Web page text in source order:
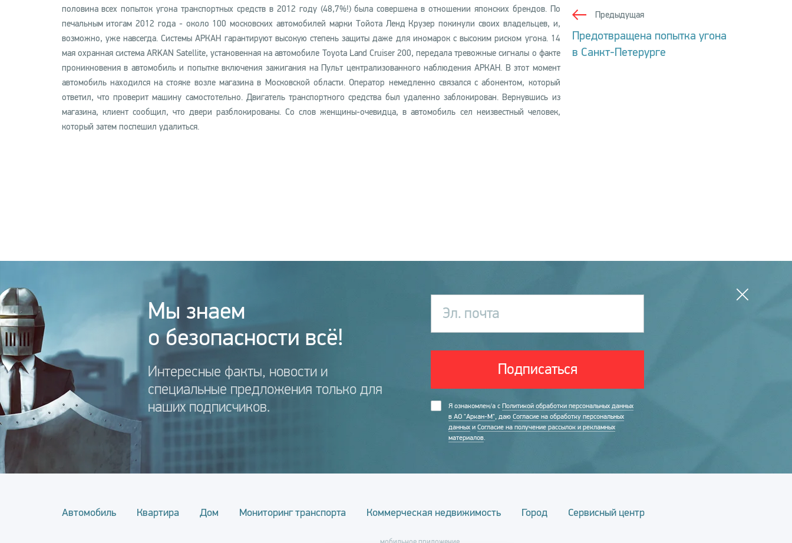
половина всех попыток угона транспортных средств в 2012 году (48,7%!) была совершена в отношении японских брендов. По
печальным итогам 2012 года - около 100 московских автомобилей марки Тойота Ленд Крузер покинули своих владельцев, и,
возможно, уже навсегда. Системы АРКАН гарантируют высокую степень защиты даже для иномарок с высоким риском угона. 14
мая охранная система ARKAN Satellite, установенная на автомобиле Toyota Land Cruiser 200, передала тревожные сигналы о факте
проникновения в автомобиль и попытке включения зажигания на Пульт централизованного наблюдения АРКАН. В этот момент
автомобиль находился на стояке возле магазина в Московской области. Оператор немедленно связался с абонентом, который
ответил, что проверит машину самостотельно. Двигатель транспортного средства был удаленно заблокирован. Вернувшись из
магазина, клиент сообщил, что двери разблокированы. Со слов женщины-очевидца, в автомобиль сел неизвестный человек,
который затем поспешил удалиться.
Предыдущая
Предотвращена попытка угона
в Санкт-Петерурге
Мы знаем
о безопасности всё!
Интересные факты, новости и
специальные предложения только для
наших подписчиков.
Эл. почта
Подписаться
Я ознакомлен/а с Политикой обработки персональных данных
в АО "Аркан-М", даю Согласие на обработку персональных
данных и Согласие на получение рассылок и рекламных
материалов.
Автомобиль Квартира Дом Мониторинг транспорта Коммерческая недвижимость Город Сервисный центр